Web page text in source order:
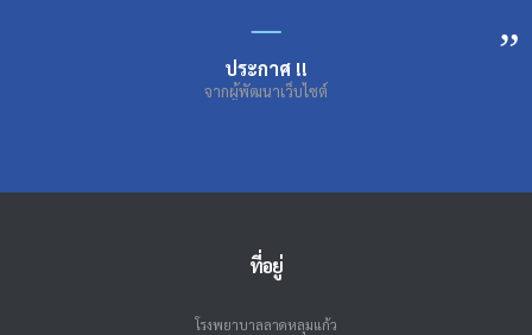
ประกาศ !!
จากผู้พัฒนาเว็บไซต์
ที่อยู่
โรงพยาบาลลาดหลุมแก้ว